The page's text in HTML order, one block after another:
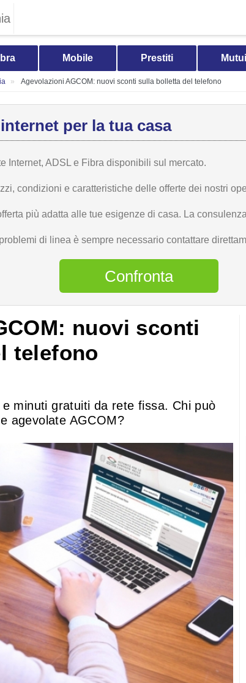
Mobile Prestiti Mutui
Agevolazioni AGCOM: nuovi sconti sulla bolletta del telefono
per la tua casa
Internet, ADSL e Fibra disponibili sul mercato.
condizioni e caratteristiche delle offerte dei nostri
più adatta alle tue esigenze di casa. La
di linea è sempre necessario contattare
Confronta
nuovi sconti
telefono
minuti gratuiti da rete fissa. Chi può
agevolate AGCOM?